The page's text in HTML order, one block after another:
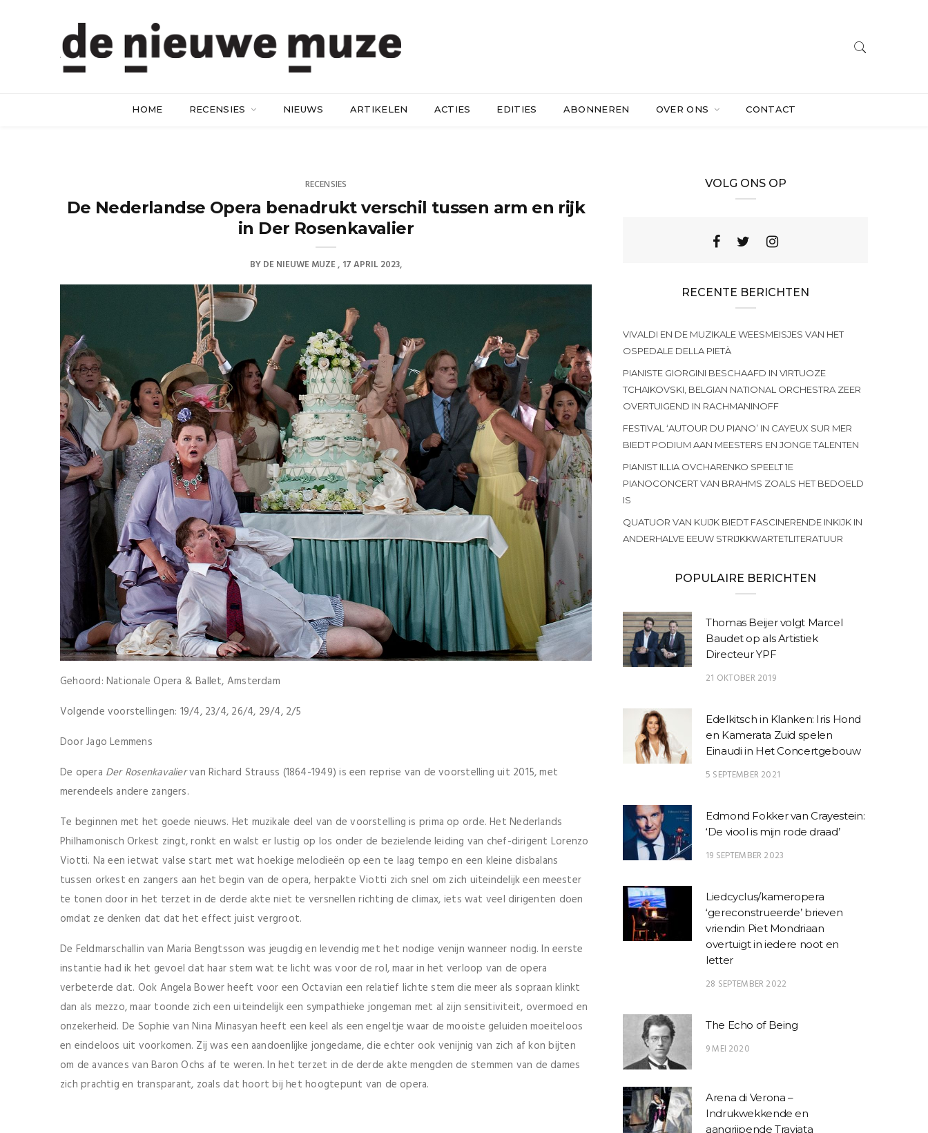
HOME RECENSIES NIEUWS ARTIKELEN ACTIES EDITIES ABONNEREN OVER ONS CONTACT
RECENSIES
De Nederlandse Opera benadrukt verschil tussen arm en rijk
in Der Rosenkavalier
BYDE NIEUWE MUZE 17 APRIL 2023
Gehoord: Nationale Opera & Ballet, Amsterdam
Volgende voorstellingen: 19/4, 23/4, 26/4, 29/4, 2/5
Door Jago Lemmens
De opera Der Rosenkavaliervan Richard Strauss (1864-1949) is een reprise van de voorstelling uit 2015, met
merendeels andere zangers.
Te beginnen met het goede nieuws. Het muzikale deel van de voorstelling is prima op orde. Het Nederlands
Philhamonisch Orkest zingt, ronkt en walst er lustig op los onder de bezielende leiding van chef-dirigent Lorenzo
Viotti. Na een ietwat valse start met wat hoekige melodieën op een te laag tempo en een kleine disbalans
tussen orkest en zangers aan het begin van de opera, herpakte Viotti zich snel om zich uiteindelijk een meester
te tonen door in het terzet in de derde akte niet te versnellen richting de climax, iets wat veel dirigenten doen
omdat ze denken dat dat het effect juist vergroot.
De Feldmarschallin van Maria Bengtsson was jeugdig en levendig met het nodige venijn wanneer nodig. In eerste
instantie had ik het gevoel dat haar stem wat te licht was voor de rol, maar in het verloop van de opera
verbeterde dat. Ook Angela Bower heeft voor een Octavian een relatief lichte stem die meer als sopraan klinkt
dan als mezzo, maar toonde zich een uiteindelijk een sympathieke jongeman met al zijn sensitiviteit, overmoed en
onzekerheid. De Sophie van Nina Minasyan heeft een keel als een engeltje waar de mooiste geluiden moeiteloos
en eindeloos uit voorkomen. Zij was een aandoenlijke jongedame, die echter ook venijnig van zich af kon bijten
om de avances van Baron Ochs af te weren. In het terzet in de derde akte mengden de stemmen van de dames
zich prachtig en transparant, zoals dat hoort bij het hoogtepunt van de opera.
VOLG ONS OP
RECENTE BERICHTEN
VIVALDI EN DE MUZIKALE WEESMEISJES VAN HET
OSPEDALE DELLA PIETÀ
PIANISTE GIORGINI BESCHAAFD IN VIRTUOZE
TCHAIKOVSKI, BELGIAN NATIONAL ORCHESTRA ZEER
OVERTUIGEND IN RACHMANINOFF
FESTIVAL ‘AUTOUR DU PIANO’ IN CAYEUX SUR MER
BIEDT PODIUM AAN MEESTERS EN JONGE TALENTEN
PIANIST ILLIA OVCHARENKO SPEELT 1E
PIANOCONCERT VAN BRAHMS ZOALS HET BEDOELD
IS
QUATUOR VAN KUIJK BIEDT FASCINERENDE INKIJK IN
ANDERHALVE EEUW STRIJKKWARTETLITERATUUR
POPULAIRE BERICHTEN
Thomas Beijer volgt Marcel
Baudet op als Artistiek
Directeur YPF
21 OKTOBER 2019
Edelkitsch in Klanken: Iris Hond
en Kamerata Zuid spelen
Einaudi in Het Concertgebouw
5 SEPTEMBER 2021
Edmond Fokker van Crayestein:
‘De viool is mijn rode draad’
19 SEPTEMBER 2023
Liedcyclus/kameropera
‘gereconstrueerde’ brieven
vriendin Piet Mondriaan
overtuigt in iedere noot en
letter
28 SEPTEMBER 2022
The Echo of Being
9 MEI 2020
Arena di Verona –
Indrukwekkende en
aangrijpende Traviata